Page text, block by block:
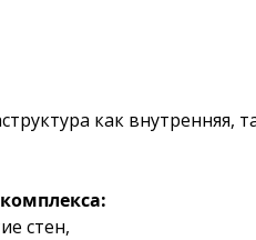
как внутренняя,
стен,